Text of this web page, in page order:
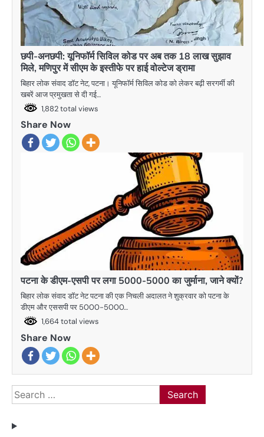
छपी-अनछपी: यूनिफॉर्म सिविल कोड पर अब तक 18 लाख सुझाव
मिले, मणिपुर में सीएम के इस्तीफे पर हाई वोल्टेज ड्रामा
बिहार लोक संवाद डॉट नेट, पटना। यूनिफॉर्म सिविल कोड को लेकर बढ़ी सरगर्मी की
खबरें आज प्रमुखता से दी गई…
1,882 total views
Share Now
पटना के डीएम-एसपी पर लगा 5000-5000 का जुर्माना, जाने क्यों?
बिहार लोक संवाद डाॅट नेट पटना की एक निचली अदालत ने शुक्रवार को पटना के
डीएम और एससपी पर 5000-5000…
1,664 total views
Share Now
Search
for: